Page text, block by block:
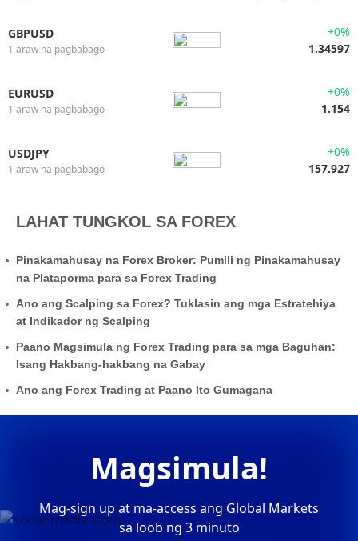
GBPUSD
1 araw na pagbabago
+0%
1.34597
EURUSD
1 araw na pagbabago
+0%
1.154
USDJPY
1 araw na pagbabago
+0%
157.927
LAHAT TUNGKOL SA FOREX
Pinakamahusay na Forex Broker: Pumili ng Pinakamahusay
na Plataporma para sa Forex Trading
Ano ang Scalping sa Forex? Tuklasin ang mga Estratehiya
at Indikador ng Scalping
Paano Magsimula ng Forex Trading para sa mga Baguhan:
Isang Hakbang-hakbang na Gabay
Ano ang Forex Trading at Paano Ito Gumagana
Magsimula!
Mag-sign up at ma-access ang Global Markets
sa loob ng 3 minuto